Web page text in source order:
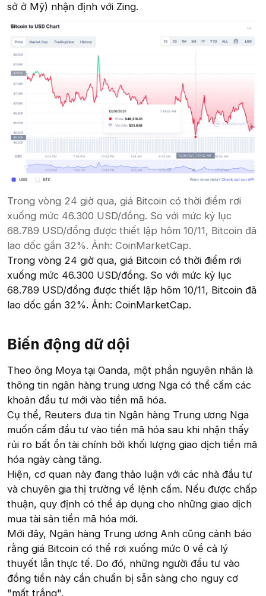
sở ở Mỹ) nhận định với Zing.
Trong vòng 24 giờ qua, giá Bitcoin có thời điểm rơi
xuống mức 46.300 USD/đồng. So với mức kỷ lục
68.789 USD/đồng được thiết lập hôm 10/11, Bitcoin đã
lao dốc gần 32%. Ảnh: CoinMarketCap.
Trong vòng 24 giờ qua, giá Bitcoin có thời điểm rơi
xuống mức 46.300 USD/đồng. So với mức kỷ lục
68.789 USD/đồng được thiết lập hôm 10/11, Bitcoin đã
lao dốc gần 32%. Ảnh: CoinMarketCap.
Biến động dữ dội​
Theo ông Moya tại Oanda, một phần nguyên nhân là
thông tin ngân hàng trung ương Nga có thể cấm các
khoản đầu tư mới vào tiền mã hóa.
Cụ thể, Reuters đưa tin Ngân hàng Trung ương Nga
muốn cấm đầu tư vào tiền mã hóa sau khi nhận thấy
rủi ro bất ổn tài chính bởi khối lượng giao dịch tiền mã
hóa ngày càng tăng.
Hiện, cơ quan này đang thảo luận với các nhà đầu tư
và chuyên gia thị trường về lệnh cấm. Nếu được chấp
thuận, quy định có thể áp dụng cho những giao dịch
mua tài sản tiền mã hóa mới.
Mới đây, Ngân hàng Trung ương Anh cũng cảnh báo
rằng giá Bitcoin có thể rơi xuống mức 0 về cả lý
thuyết lẫn thực tế. Do đó, những người đầu tư vào
đồng tiền này cần chuẩn bị sẵn sàng cho nguy cơ
"mất trắng".